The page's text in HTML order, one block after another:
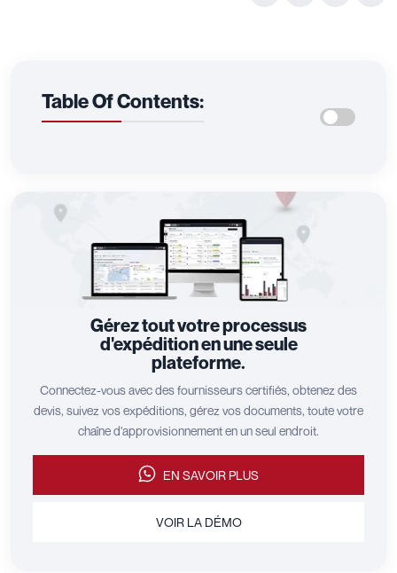
Table Of Contents:
Gérez tout votre processus
d'expédition en une seule
plateforme.
Connectez-vous avec des fournisseurs certifiés, obtenez des
devis, suivez vos expéditions, gérez vos documents, toute votre
chaîne d'approvisionnement en un seul endroit.
EN SAVOIR PLUS
VOIR LA DÉMO